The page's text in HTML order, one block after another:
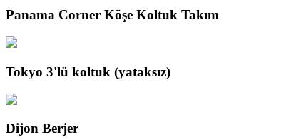
Panama Corner Köşe Koltuk Takım
Tokyo 3'lü koltuk (yataksız)
Dijon Berjer